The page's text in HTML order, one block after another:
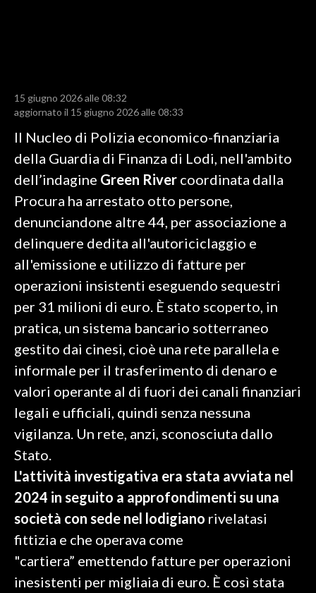
SPORT
RISULTATI E CLASSIFICHE
CALCIO
CALCIO REGIONALE
BASKET
VOLLEY
MOTORI
TENNIS
ALTRI SPORT
CULTURA
SPETTACOLI
SALUTE
SARDEGNA TURISMO
SARDI NEL MONDO
NOTIZIE
EVENTI
#CARAUNIONE
15 giugno 2026 alle 08:32
aggiornato il 15 giugno 2026 alle 08:33
Il Nucleo di Polizia economico-finanziaria
della Guardia di Finanza di Lodi, nell'ambito
dell’indagine Green River coordinata dalla
Procura ha arrestato otto persone,
denunciandone altre 44, per associazione a
delinquere dedita all'autoriciclaggio e
all'emissione e utilizzo di fatture per
operazioni insistenti eseguendo sequestri
per 31 milioni di euro. È stato scoperto, in
pratica, un sistema bancario sotterraneo
gestito dai cinesi, cioè una rete parallela e
informale per il trasferimento di denaro e
valori operante al di fuori dei canali finanziari
legali e ufficiali, quindi senza nessuna
vigilanza. Un rete, anzi, sconosciuta dallo
Stato.
L'attività investigativa era stata avviata nel
2024 in seguito a approfondimenti su una
società con sede nel lodigiano rivelatasi
fittizia e che operava come
"cartiera” emettendo fatture per operazioni
inesistenti per migliaia di euro. È così stata